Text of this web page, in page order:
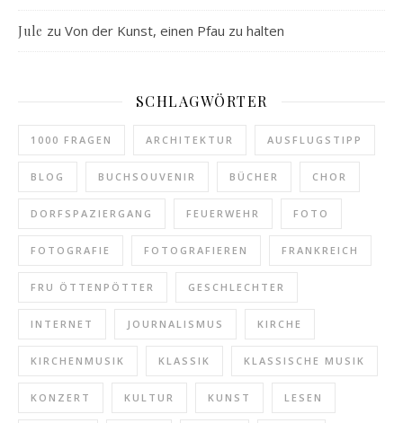
Jule zu Von der Kunst, einen Pfau zu halten
SCHLAGWÖRTER
1000 FRAGEN ARCHITEKTUR AUSFLUGSTIPP
BLOG BUCHSOUVENIR BÜCHER CHOR
DORFSPAZIERGANG FEUERWEHR FOTO
FOTOGRAFIE FOTOGRAFIEREN FRANKREICH
FRU ÖTTENPÖTTER GESCHLECHTER
INTERNET JOURNALISMUS KIRCHE
KIRCHENMUSIK KLASSIK KLASSISCHE MUSIK
KONZERT KULTUR KUNST LESEN